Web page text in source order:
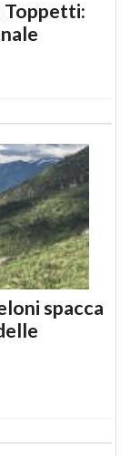
Toppetti:
spacca